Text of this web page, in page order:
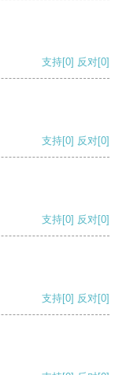
支持[0] 反对[0]
支持[0] 反对[0]
支持[0] 反对[0]
支持[0] 反对[0]